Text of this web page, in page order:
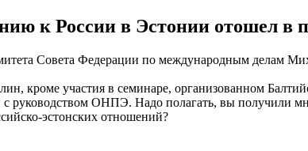
к России в Эстонии отошел в
Совета Федерации по международным делам
кроме участия в семинаре, организованном
ОНПЭ. Надо полагать, вы получили
эстонских отношений?